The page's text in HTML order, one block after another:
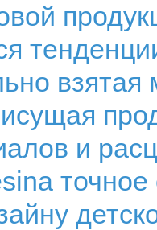
взятая
и
точное